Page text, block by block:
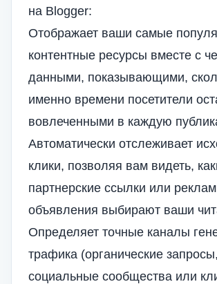
на Blogger:
Отображает ваши самые
контентные ресурсы вместе с
данными, показывающими,
именно времени посетители
вовлеченными в каждую
Автоматически отслеживает
клики, позволяя вам видеть,
партнерские ссылки или
объявления выбирают ваши
Определяет точные каналы
трафика (органические запросы,
социальные сообщества или